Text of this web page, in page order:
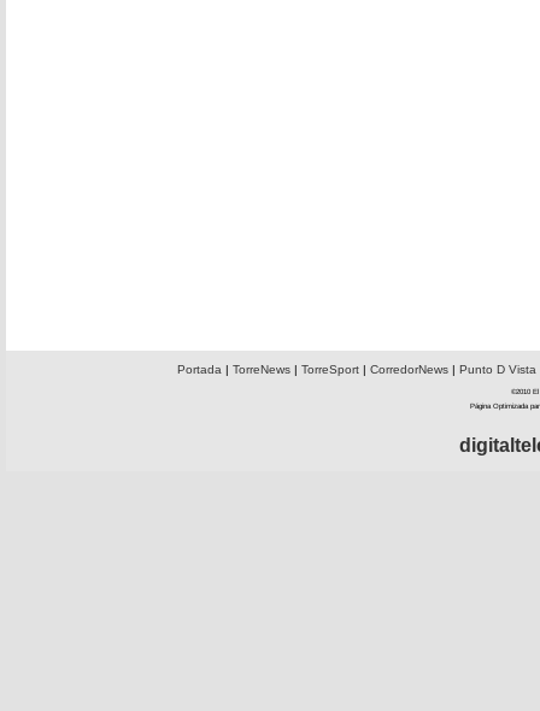
Portada | TorreNews| TorreSport| CorredorNews| Punto D Vista
©2010 El
Página Optimizada